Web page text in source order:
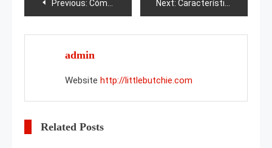
navigation
Previous: Cómo reanimar rosas marchitas en un jarrón? Next: Características de la poda de alychas
admin
Website http://littlebutchie.com
Related Posts